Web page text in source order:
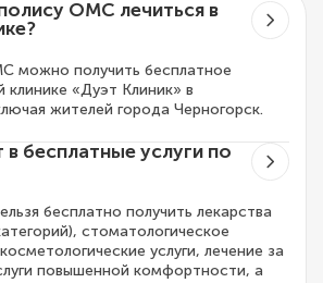
ОМС лечиться в
можно получить бесплатное
клинике «Дуэт Клиник» в
жителей города Черногорск.
в бесплатные услуги по
бесплатно получить лекарства
стоматологическое
услуги, лечение за
повышенной комфортности, а